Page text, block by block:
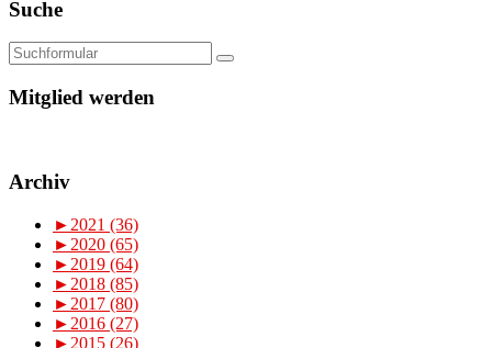
Suche
Mitglied werden
Archiv
► 2021 (36)
► 2020 (65)
► 2019 (64)
► 2018 (85)
► 2017 (80)
► 2016 (27)
► 2015 (26)